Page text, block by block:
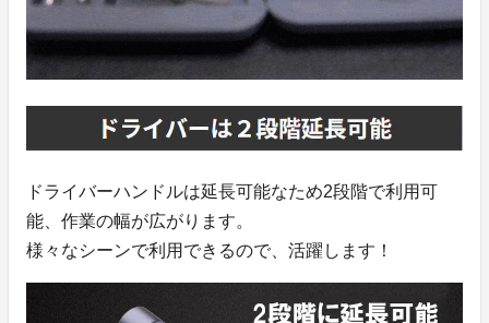
ドライバーハンドルは延長可能なため2段階で利用可
能、作業の幅が広がります。
様々なシーンで利用できるので、活躍します！